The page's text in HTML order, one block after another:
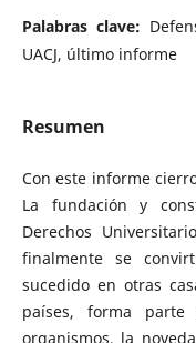
Palabras clave:
UACJ, último informe
Resumen
Con este informe
La fundación y
Derechos
finalmente se
sucedido en otras
países, forma
organismos, la